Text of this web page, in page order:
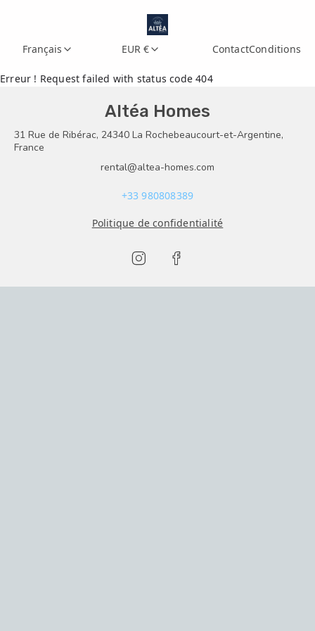
Français EUR € ContactConditions
Erreur ! Request failed with status code 404
Altéa Homes
31 Rue de Ribérac, 24340 La Rochebeaucourt-et-Argentine,
France
rental@altea-homes.com
+33 980808389
Politique de confidentialité